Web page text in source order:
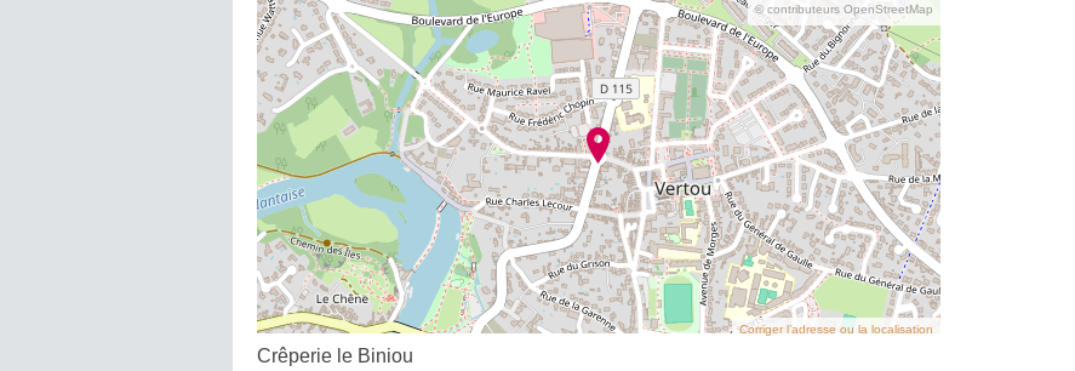
© contributeurs OpenStreetMap
Corriger l’adresse ou la localisation
Crêperie le Biniou